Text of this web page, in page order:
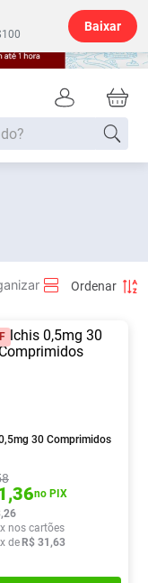
Baixar
30 Comprimidos
,36no PIX
,26
x nos cartões
x deR$ 31 ,63